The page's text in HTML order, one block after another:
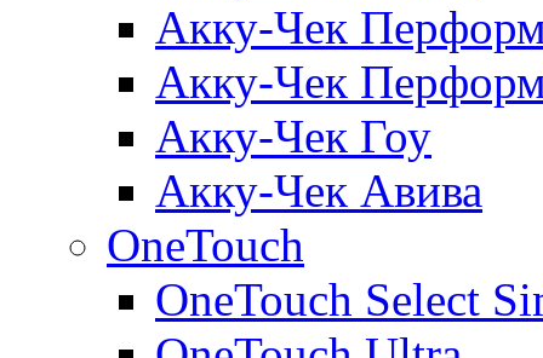
Акку-Чек
Акку-Чек
Акку-Чек Гоу
Акку-Чек Авива
OneTouch
OneTouch Select